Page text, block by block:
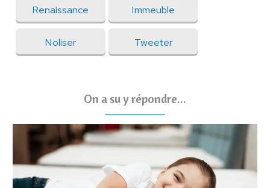
Renaissance Immeuble
Noliser Tweeter
On a su y répondre...